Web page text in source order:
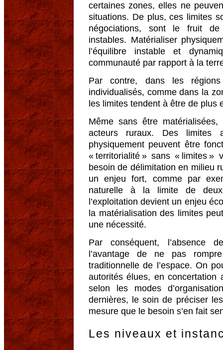
certaines zones, elles ne
situations. De plus, ces limites
négociations, sont le fruit de
instables. Matérialiser
l’équilibre instable et
communauté par rapport à la
Par contre, dans les
individualisés, comme dans la
les limites tendent à être de plus
Même sans être
acteurs ruraux. Des limites
physiquement peuvent être
« territorialité » sans « limites
besoin de délimitation en milieu
un enjeu fort, comme par
naturelle à la limite de
l’exploitation devient un enjeu
la matérialisation des limites
une nécessité.
Par conséquent, l’absence
l’avantage de ne pas
traditionnelle de l’espace. On
autorités élues, en concertation
selon les modes
dernières, le soin de préciser
mesure que le besoin s’en fait
Les niveaux et